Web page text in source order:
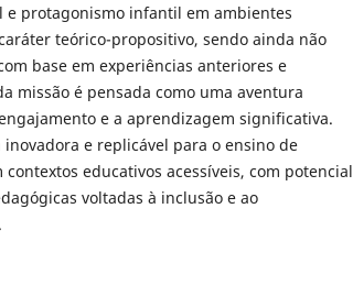
e protagonismo infantil em ambientes
teórico-propositivo, sendo ainda não
base em experiências anteriores e
missão é pensada como uma aventura
e a aprendizagem significativa.
e replicável para o ensino de
educativos acessíveis, com potencial
voltadas à inclusão e ao